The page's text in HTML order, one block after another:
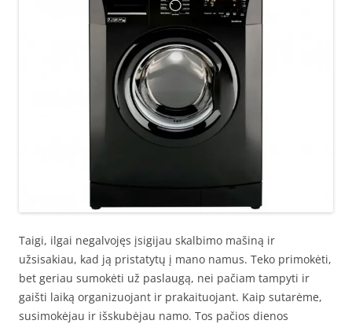
Taigi, ilgai negalvojęs įsigijau skalbimo mašiną ir
užsisakiau, kad ją pristatytų į mano namus. Teko primokėti,
bet geriau sumokėti už paslaugą, nei pačiam tampyti ir
gaišti laiką organizuojant ir prakaituojant. Kaip sutarėme,
susimokėjau ir išskubėjau namo. Tos pačios dienos